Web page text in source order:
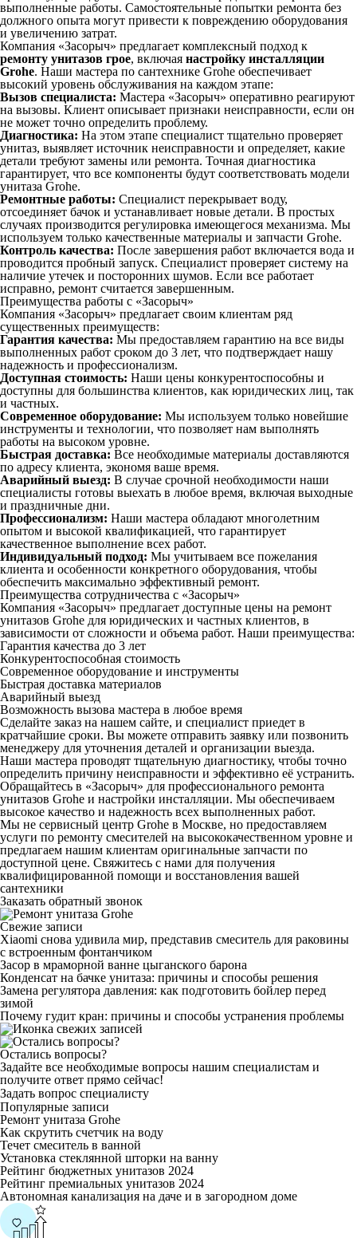
выполненные работы. Самостоятельные попытки ремонта без
должного опыта могут привести к повреждению оборудования
и увеличению затрат.
Компания «Засорыч» предлагает комплексный подход к
ремонту унитазов грое, включая настройку инсталляции
Grohe. Наши мастера по сантехнике Grohe обеспечивает
высокий уровень обслуживания на каждом этапе:
Вызов специалиста: Мастера «Засорыч» оперативно реагируют
на вызовы. Клиент описывает признаки неисправности, если он
не может точно определить проблему.
Диагностика: На этом этапе специалист тщательно проверяет
унитаз, выявляет источник неисправности и определяет, какие
детали требуют замены или ремонта. Точная диагностика
гарантирует, что все компоненты будут соответствовать модели
унитаза Grohe.
Ремонтные работы: Специалист перекрывает воду,
отсоединяет бачок и устанавливает новые детали. В простых
случаях производится регулировка имеющегося механизма. Мы
используем только качественные материалы и запчасти Grohe.
Контроль качества: После завершения работ включается вода и
проводится пробный запуск. Специалист проверяет систему на
наличие утечек и посторонних шумов. Если все работает
исправно, ремонт считается завершенным.
Преимущества работы с «Засорыч»
Компания «Засорыч» предлагает своим клиентам ряд
существенных преимуществ:
Гарантия качества: Мы предоставляем гарантию на все виды
выполненных работ сроком до 3 лет, что подтверждает нашу
надежность и профессионализм.
Доступная стоимость: Наши цены конкурентоспособны и
доступны для большинства клиентов, как юридических лиц, так
и частных.
Современное оборудование: Мы используем только новейшие
инструменты и технологии, что позволяет нам выполнять
работы на высоком уровне.
Быстрая доставка: Все необходимые материалы доставляются
по адресу клиента, экономя ваше время.
Аварийный выезд: В случае срочной необходимости наши
специалисты готовы выехать в любое время, включая выходные
и праздничные дни.
Профессионализм: Наши мастера обладают многолетним
опытом и высокой квалификацией, что гарантирует
качественное выполнение всех работ.
Индивидуальный подход: Мы учитываем все пожелания
клиента и особенности конкретного оборудования, чтобы
обеспечить максимально эффективный ремонт.
Преимущества сотрудничества с «Засорыч»
Компания «Засорыч» предлагает доступные цены на ремонт
унитазов Grohe для юридических и частных клиентов, в
зависимости от сложности и объема работ. Наши преимущества:
Гарантия качества до 3 лет
Конкурентоспособная стоимость
Современное оборудование и инструменты
Быстрая доставка материалов
Аварийный выезд
Возможность вызова мастера в любое время
Сделайте заказ на нашем сайте, и специалист приедет в
кратчайшие сроки. Вы можете отправить заявку или позвонить
менеджеру для уточнения деталей и организации выезда.
Наши мастера проводят тщательную диагностику, чтобы точно
определить причину неисправности и эффективно её устранить.
Обращайтесь в «Засорыч» для профессионального ремонта
унитазов Grohe и настройки инсталляции. Мы обеспечиваем
высокое качество и надежность всех выполненных работ.
Мы не сервисный центр Grohe в Москве, но предоставляем
услуги по ремонту смесителей на высококачественном уровне и
предлагаем нашим клиентам оригинальные запчасти по
доступной цене. Свяжитесь с нами для получения
квалифицированной помощи и восстановления вашей
сантехники
Заказать обратный звонок
Свежие записи
Xiaomi снова удивила мир, представив смеситель для раковины
с встроенным фонтанчиком
Засор в мраморной ванне цыганского барона
Конденсат на бачке унитаза: причины и способы решения
Замена регулятора давления: как подготовить бойлер перед
зимой
Почему гудит кран: причины и способы устранения проблемы
Остались вопросы?
Задайте все необходимые вопросы нашим специалистам и
получите ответ прямо сейчас!
Задать вопрос специалисту
Популярные записи
Ремонт унитаза Grohe
Как скрутить счетчик на воду
Течет смеситель в ванной
Установка стеклянной шторки на ванну
Рейтинг бюджетных унитазов 2024
Рейтинг премиальных унитазов 2024
Автономная канализация на даче и в загородном доме